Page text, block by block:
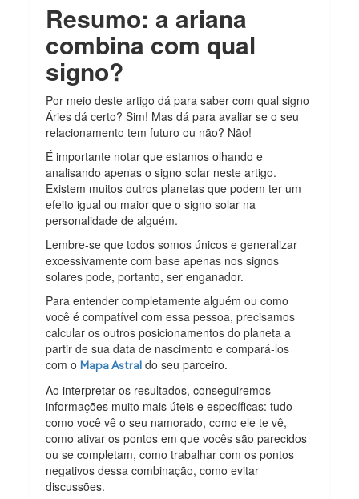
Resumo: a ariana
combina com qual
signo?
Por meio deste artigo dá para saber com qual signo
Áries dá certo? Sim! Mas dá para avaliar se o seu
relacionamento tem futuro ou não? Não!
É importante notar que estamos olhando e
analisando apenas o signo solar neste artigo.
Existem muitos outros planetas que podem ter um
efeito igual ou maior que o signo solar na
personalidade de alguém.
Lembre-se que todos somos únicos e generalizar
excessivamente com base apenas nos signos
solares pode, portanto, ser enganador.
Para entender completamente alguém ou como
você é compatível com essa pessoa, precisamos
calcular os outros posicionamentos do planeta a
partir de sua data de nascimento e compará-los
com oMapa Astral do seu parceiro.
Ao interpretar os resultados, conseguiremos
informações muito mais úteis e específicas: tudo
como você vê o seu namorado, como ele te vê,
como ativar os pontos em que vocês são parecidos
ou se completam, como trabalhar com os pontos
negativos dessa combinação, como evitar
discussões.